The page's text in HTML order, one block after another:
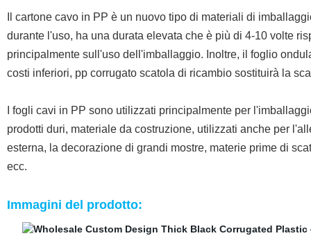
Il cartone cavo in PP è un nuovo tipo di materiali di
durante l'uso, ha una durata elevata che è più di 4-10 volte
principalmente sull'uso dell'imballaggio. Inoltre, il foglio
costi inferiori, pp corrugato scatola di ricambio sostituirà la
I fogli cavi in PP sono utilizzati principalmente per
prodotti duri, materiale da costruzione, utilizzati anche per
esterna, la decorazione di grandi mostre, materie prime di
ecc.
Immagini del prodotto: